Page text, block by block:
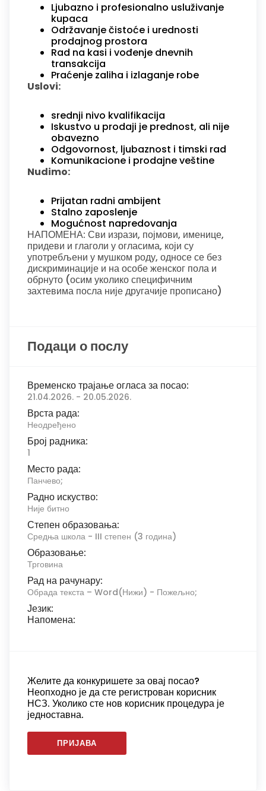
Ljubazno i profesionalno usluživanje
kupaca
Održavanje čistoće i urednosti
prodajnog prostora
Rad na kasi i vođenje dnevnih
transakcija
Praćenje zaliha i izlaganje robe
Uslovi:
srednji nivo kvalifikacija
Iskustvo u prodaji je prednost, ali nije
obavezno
Odgovornost, ljubaznost i timski rad
Komunikacione i prodajne veštine
Nudimo:
Prijatan radni ambijent
Stalno zaposlenje
Mogućnost napredovanja
НАПОМЕНА: Сви изрази, појмови, именице,
придеви и глаголи у огласима, који су
употребљени у мушком роду, односе се без
дискриминације и на особе женског пола и
обрнуто (осим уколико специфичним
захтевима посла није другачије прописано)
Подаци о послу
Временско трајање огласа за посао:
21.04.2026. - 20.05.2026.
Врста рада:
Неодређено
Број радника:
1
Место рада:
Панчево;
Радно искуство:
Није битно
Степен образовања:
Средња школа - III степен (3 година)
Образовање:
Трговина
Рад на рачунару:
Обрада текста – Word(Нижи) - Пожељно;
Језик:
Напомена:
Желите да конкуришете за овај посао?
Неопходно је да сте регистрован корисник
НСЗ. Уколико сте нов корисник процедура је
једноставна.
ПРИЈАВА